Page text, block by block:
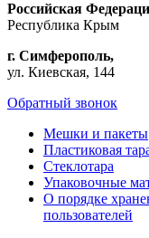
Российская
Республика Крым
г. Симферополь,
ул. Киевская, 144
Обратный звонок
Мешки и пакеты
Пластиковая
Стеклотара
Упаковочные
О порядке
пользователей